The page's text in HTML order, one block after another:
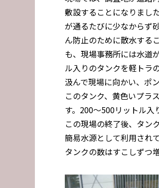
敷設することになりまし
が通るたびに少なからず
ん防止のために散水する
も、現場事務所には水道
ル入りのタンクを軽トラ
汲んで現場に向かい、ポ
このタンク、黄色いプラ
す。200～500リットル入
この現場の終了後、タン
簡易水源として利用され
タンクの数はすこしずつ